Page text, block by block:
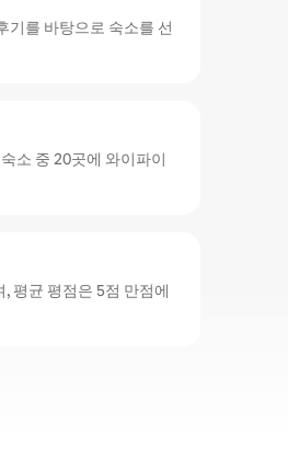
기를 바탕으로 숙소를 선
소 중 20곳에 와이파이
평균 평점은 5점 만점에